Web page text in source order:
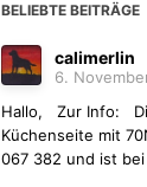
BELIEBTE BEITRÄGE
calimerlin
6.
Hallo, Zur Info:
Küchenseite mit
067 382 und ist